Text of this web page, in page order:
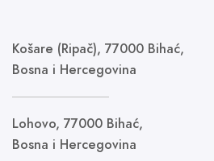
Košare (Ripač), 77000 Bihać,
Bosna i Hercegovina
Lohovo, 77000 Bihać,
Bosna i Hercegovina